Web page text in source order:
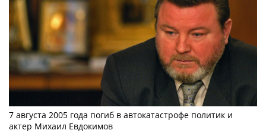
7 августа 2005 года погиб в автокатастрофе политик и
актер Михаил Евдокимов